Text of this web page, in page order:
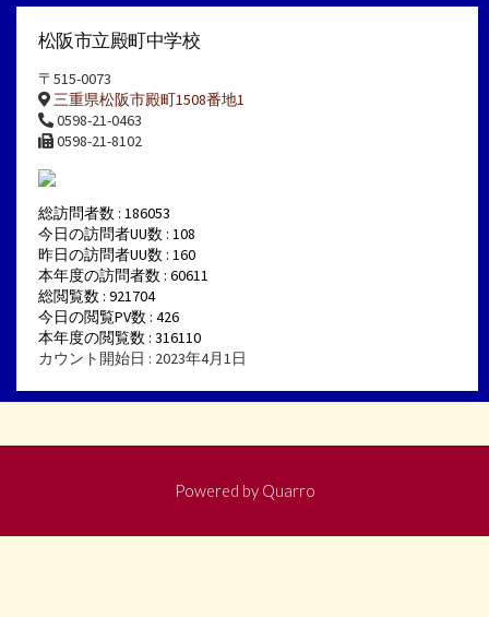
松阪市立殿町中学校
〒515-0073
三重県松阪市殿町1508番地1
0598-21-0463
0598-21-8102
総訪問者数 : 186053
今日の訪問者UU数 : 108
昨日の訪問者UU数 : 160
本年度の訪問者数 : 60611
総閲覧数 : 921704
今日の閲覧PV数 : 426
本年度の閲覧数 : 316110
カウント開始日 : 2023年4月1日
Powered by Quarro